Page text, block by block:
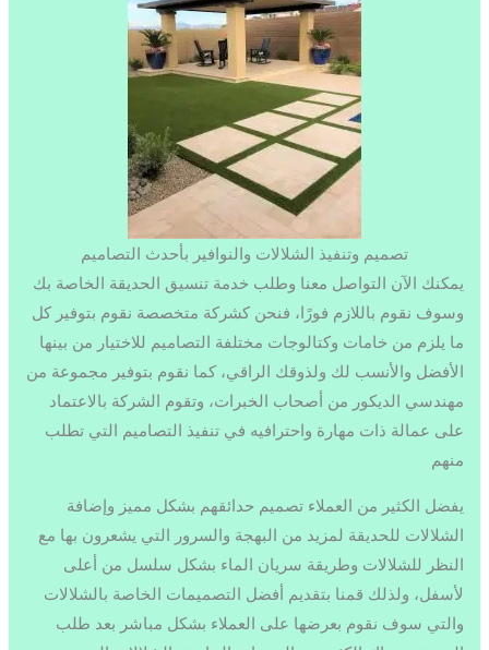
تصميم وتنفيذ الشلالات والنوافير بأحدث التصاميم
يمكنك الآن التواصل معنا وطلب خدمة تنسيق الحديقة الخاصة بك
وسوف نقوم باللازم فورًا، فنحن كشركة متخصصة نقوم بتوفير كل
ما يلزم من خامات وكتالوجات مختلفة التصاميم للاختيار من بينها
الأفضل والأنسب لك ولذوقك الراقي، كما نقوم بتوفير مجموعة من
مهندسي الديكور من أصحاب الخبرات، وتقوم الشركة بالاعتماد
على عمالة ذات مهارة واحترافيه في تنفيذ التصاميم التي تطلب
منهم
يفضل الكثير من العملاء تصميم حدائقهم بشكل مميز وإضافة
الشلالات للحديقة لمزيد من البهجة والسرور التي يشعرون بها مع
النظر للشلالات وطريقة سريان الماء بشكل سلسل من أعلى
لأسفل، ولذلك قمنا بتقديم أفضل التصميمات الخاصة بالشلالات
والتي سوف نقوم بعرضها على العملاء بشكل مباشر بعد طلب